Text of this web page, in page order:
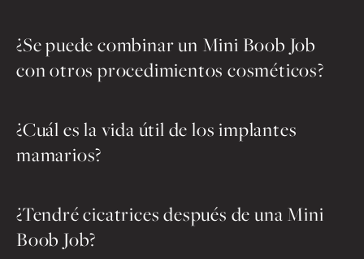
¿Se puede combinar un Mini Boob Job
con otros procedimientos cosméticos?
¿Cuál es la vida útil de los implantes
mamarios?
¿Tendré cicatrices después de una Mini
Boob Job?